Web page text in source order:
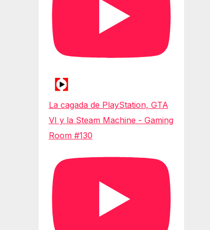
La cagada de PlayStation, GTA
VI y la Steam Machine - Gaming
Room #130